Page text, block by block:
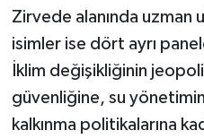
Zirvede alanında uzman
isimler ise dört ayrı
İklim değişikliğinin
güvenliğine, su
kalkınma politikalarına